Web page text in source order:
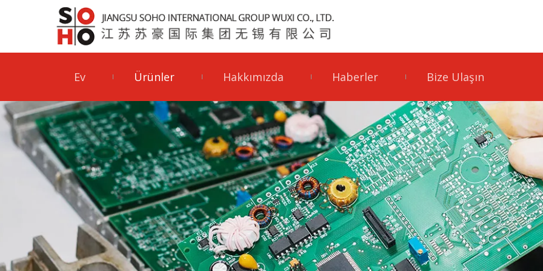
Ev Ürünler Hakkımızda Haberler Bize Ulaşın